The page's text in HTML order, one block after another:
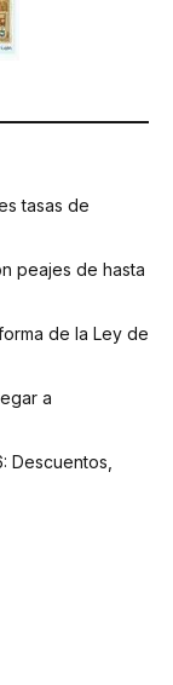
tasas de
peajes de hasta
de la Ley de
a
Descuentos,